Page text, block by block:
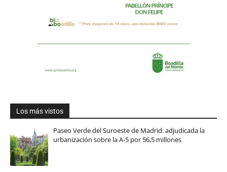
Los más vistos
Paseo Verde del Suroeste de Madrid: adjudicada la
urbanización sobre la A-5 por 56,5 millones